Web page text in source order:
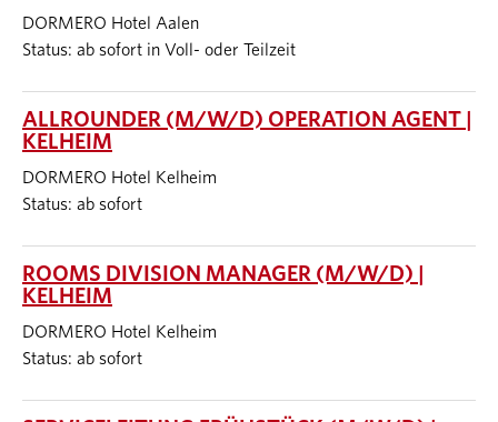
DORMERO Hotel Aalen
Status: ab sofort in Voll- oder Teilzeit
ALLROUNDER (M/W/D) OPERATION AGENT |
KELHEIM
DORMERO Hotel Kelheim
Status: ab sofort
ROOMS DIVISION MANAGER (M/W/D) |
KELHEIM
DORMERO Hotel Kelheim
Status: ab sofort